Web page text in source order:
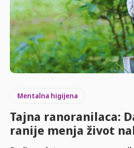
Mentalna higijena
Tajna ranoranilaca:
ranije menja život